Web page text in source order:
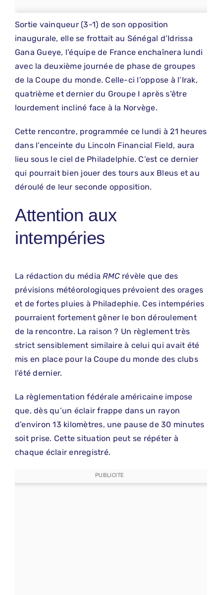
Sortie vainqueur (3-1) de son opposition
inaugurale, elle se frottait au Sénégal d’Idrissa
Gana Gueye, l’équipe de France enchaînera lundi
avec la deuxième journée de phase de groupes
de la Coupe du monde. Celle-ci l’oppose à l’Irak,
quatrième et dernier du Groupe I après s’être
lourdement incliné face à la Norvège.
Cette rencontre, programmée ce lundi à 21 heures
dans l’enceinte du Lincoln Financial Field, aura
lieu sous le ciel de Philadelphie. C’est ce dernier
qui pourrait bien jouer des tours aux Bleus et au
déroulé de leur seconde opposition.
Attention aux
intempéries
La rédaction du média RMC révèle que des
prévisions météorologiques prévoient des orages
et de fortes pluies à Philadephie. Ces intempéries
pourraient fortement gêner le bon déroulement
de la rencontre. La raison ? Un règlement très
strict sensiblement similaire à celui qui avait été
mis en place pour la Coupe du monde des clubs
l’été dernier.
La règlementation fédérale américaine impose
que, dès qu’un éclair frappe dans un rayon
d’environ 13 kilomètres, une pause de 30 minutes
soit prise. Cette situation peut se répéter à
chaque éclair enregistré.
PUBLICITE